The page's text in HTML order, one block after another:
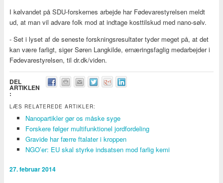
I kølvandet på SDU-forskernes arbejde har Fødevarestyrelsen meldt
ud, at man vil advare folk mod at indtage kosttilskud med nano-sølv.
- Set i lyset af de seneste forskningsresultater tyder meget på, at det
kan være farligt, siger Søren Langkilde, ernæringsfaglig medarbejder i
Fødevarestyrelsen, til dr.dk/viden.
DEL
ARTIKLEN
:
LÆS RELATEREDE ARTIKLER:
Nanopartikler gør os måske syge
Forskere følger multifunktionel jordfordeling
Gravide har færre ftalater i kroppen
NGO’er: EU skal styrke indsatsen mod farlig kemi
27. februar 2014